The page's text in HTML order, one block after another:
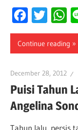
Continue reading
December 28, 2012
Puisi Tahun
Angelina
Tahun lalu, persis